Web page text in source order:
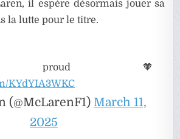
il espère désormais jouer sa
la lutte pour le titre.
proud 🧡
KYdYIA3WKC
(@McLarenF1) March 11,
2025